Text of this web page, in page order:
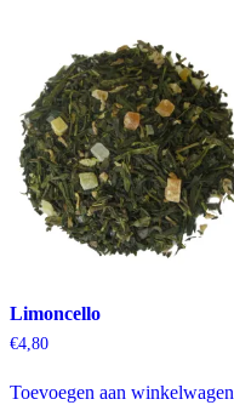
Limoncello
€4,80
Toevoegen aan winkelwagen